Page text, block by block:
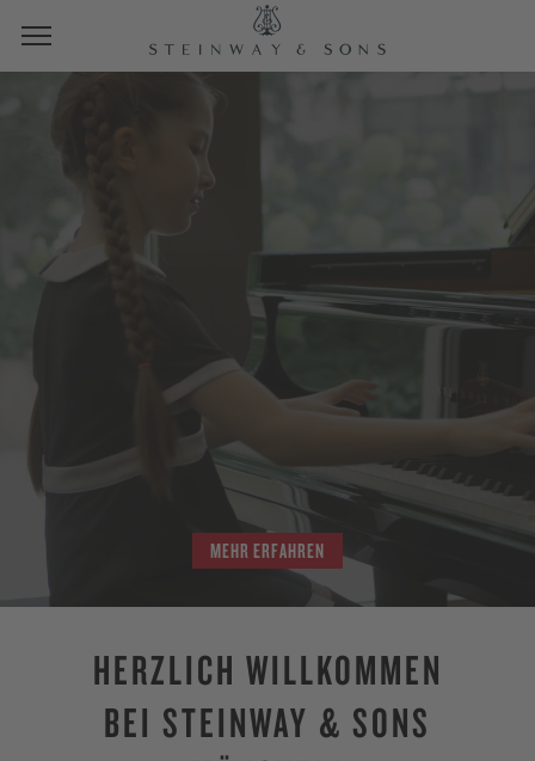
MEHR ERFAHREN
HERZLICH WILLKOMMEN
BEI STEINWAY & SONS